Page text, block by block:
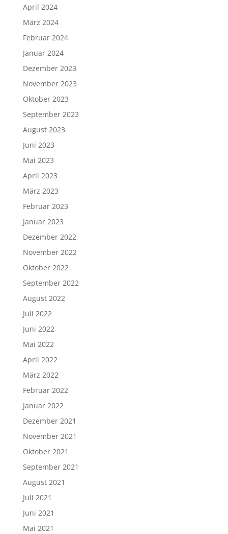
April 2024
März 2024
Februar 2024
Januar 2024
Dezember 2023
November 2023
Oktober 2023
September 2023
August 2023
Juni 2023
Mai 2023
April 2023
März 2023
Februar 2023
Januar 2023
Dezember 2022
November 2022
Oktober 2022
September 2022
August 2022
Juli 2022
Juni 2022
Mai 2022
April 2022
März 2022
Februar 2022
Januar 2022
Dezember 2021
November 2021
Oktober 2021
September 2021
August 2021
Juli 2021
Juni 2021
Mai 2021